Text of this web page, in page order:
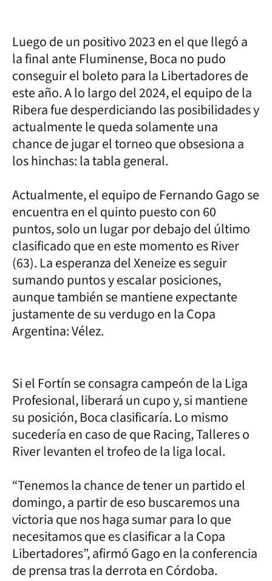
Luego de un positivo 2023 en el que llegó a
la final ante Fluminense, Boca no pudo
conseguir el boleto para la Libertadores de
este año. A lo largo del 2024, el equipo de la
Ribera fue desperdiciando las posibilidades y
actualmente le queda solamente una
chance de jugar el torneo que obsesiona a
los hinchas: la tabla general.
Actualmente, el equipo de Fernando Gago se
encuentra en el quinto puesto con 60
puntos, solo un lugar por debajo del último
clasificado que en este momento es River
(63). La esperanza del Xeneize es seguir
sumando puntos y escalar posiciones,
aunque también se mantiene expectante
justamente de su verdugo en la Copa
Argentina: Vélez.
Si el Fortín se consagra campeón de la Liga
Profesional, liberará un cupo y, si mantiene
su posición, Boca clasificaría. Lo mismo
sucedería en caso de que Racing, Talleres o
River levanten el trofeo de la liga local.
“Tenemos la chance de tener un partido el
domingo, a partir de eso buscaremos una
victoria que nos haga sumar para lo que
necesitamos que es clasificar a la Copa
Libertadores”, afirmó Gago en la conferencia
de prensa tras la derrota en Córdoba.